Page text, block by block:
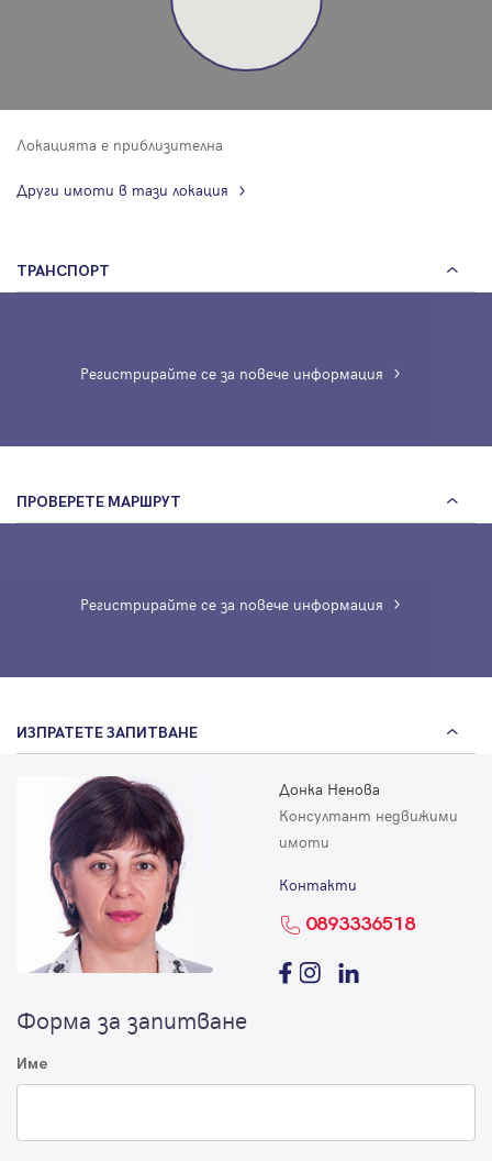
Локацията е приблизителна
Други имоти в тази локация
ТРАНСПОРТ
Регистрирайте се за повече информация
ПРОВЕРЕТЕ МАРШРУТ
Регистрирайте се за повече информация
ИЗПРАТЕТЕ ЗАПИТВАНЕ
Донка Ненова
Консултант недвижими
имоти
Контакти
0893336518
Форма за запитване
Име